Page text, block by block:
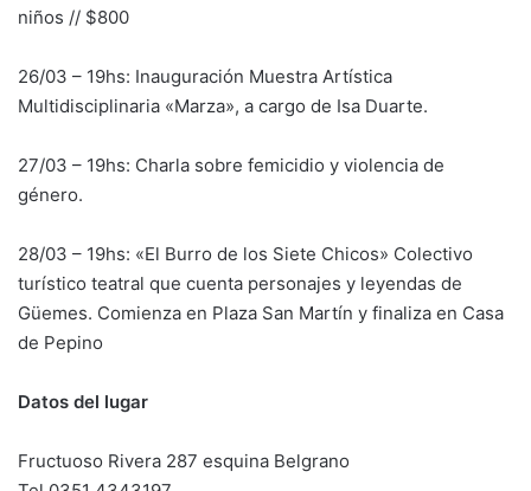
niños // $800
26/03 – 19hs: Inauguración Muestra Artística
Multidisciplinaria «Marza», a cargo de Isa Duarte.
27/03 – 19hs: Charla sobre femicidio y violencia de
género.
28/03 – 19hs: «El Burro de los Siete Chicos» Colectivo
turístico teatral que cuenta personajes y leyendas de
Güemes. Comienza en Plaza San Martín y finaliza en Casa
de Pepino
Datos del lugar
Fructuoso Rivera 287 esquina Belgrano